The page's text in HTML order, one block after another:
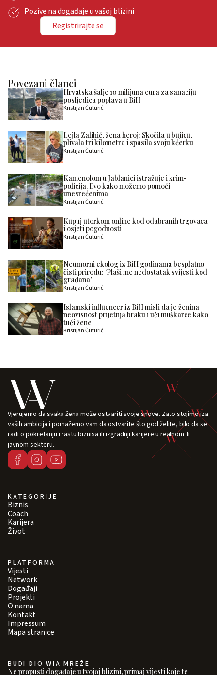
Pozive na događaje u vašoj blizini
Registrirajte se
Povezani članci
Hrvatska šalje 10 milijuna eura za sanaciju
posljedica poplava u BiH
Kristijan Čuturić
Lejla Zalihić, žena heroj: Skočila u bujicu,
plivala tri kilometra i spasila svoju kćerku
Kristijan Čuturić
Kamenolom u Jablanici istražuje i krim-
policija. Evo kako možemo pomoći
unesrećenima
Kristijan Čuturić
Kupuj utorkom online kod odabranih trgovaca
i osjeti pogodnosti
Kristijan Čuturić
Neumorni ekolog iz BiH godinama besplatno
čisti prirodu: ‘Plaši me nedostatak svijesti kod
građana’
Kristijan Čuturić
Islamski influencer iz BiH misli da je ženina
neovisnost prijetnja braku i uči muškarce kako
tući žene
Kristijan Čuturić
Vjerujemo da svaka žena može ostvariti svoje snove. Zato stojimo iza
vaših ambicija i pomažemo vam da ostvarite što god želite, bilo da se
radi o pokretanju i rastu biznisa ili izgradnji karijere u realnom ili
javnom sektoru.
KATEGORIJE
Biznis
Coach
Karijera
Život
PLATFORMA
Vijesti
Network
Događaji
Projekti
O nama
Kontakt
Impressum
Mapa stranice
BUDI DIO WIA MREŽE
Ne propusti događaje u tvojoj blizini, primaj vijesti koje te